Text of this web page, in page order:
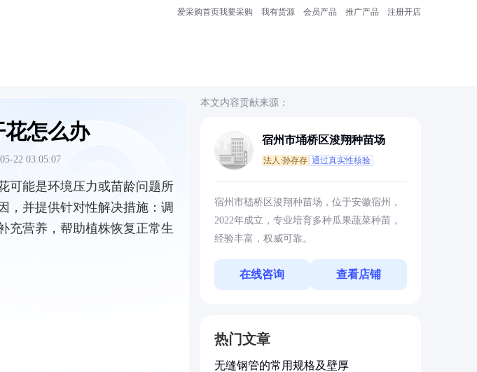
爱采购首页我要采购 我有货源 会员产品 推广产品 注册开店
怎么办
22 03:05:07
可能是环境压力或苗龄问题所
，并提供针对性解决措施：调
充营养，帮助植株恢复正常生
本文内容贡献来源：
宿州市埇桥区浚翔种苗场
法人:孙存存 通过真实性核验
宿州市嵇桥区浚翔种苗场，位于安徽宿州，
2022年成立，专业培育多种瓜果蔬菜种苗，
经验丰富，权威可靠。
在线咨询 查看店铺
热门文章
无缝钢管的常用规格及壁厚